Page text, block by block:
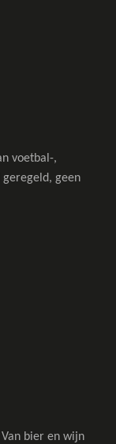
voetbal-,
geen
bier en wijn